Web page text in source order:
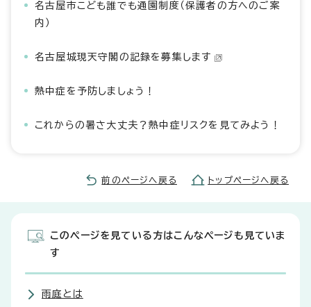
名古屋市こども誰でも通園制度（保護者の方へのご案
内）
名古屋城現天守閣の記録を募集します
熱中症を予防しましょう！
これからの暑さ大丈夫？熱中症リスクを見てみよう！
前のページへ戻る トップページへ戻る
このページを見ている方はこんなページも見ていま
す
雨庭とは